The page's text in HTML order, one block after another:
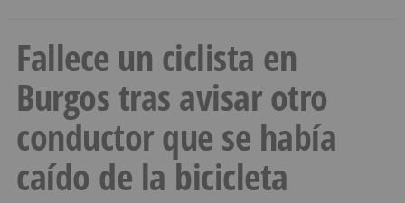
Fallece un ciclista en
Burgos tras avisar otro
conductor que se había
caído de la bicicleta